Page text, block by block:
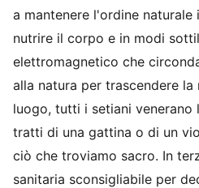
a mantenere l'ordine
nutrire il corpo e in modi
elettromagnetico che
alla natura per trascendere la
luogo, tutti i setiani venerano
tratti di una gattina o di un
ciò che troviamo sacro. In
sanitaria sconsigliabile per